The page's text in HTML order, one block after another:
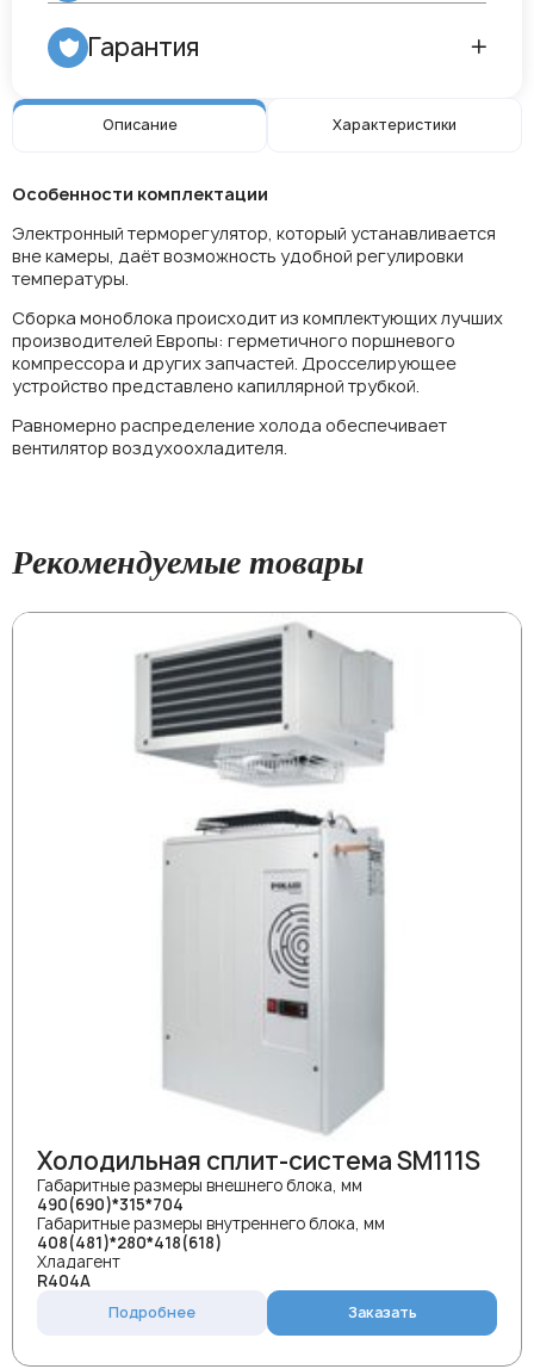
Описание Характеристики
Особенности комплектации
Электронный терморегулятор, который устанавливается
вне камеры, даёт возможность удобной регулировки
температуры.
Сборка моноблока происходит из комплектующих лучших
производителей Европы: герметичного поршневого
компрессора и других запчастей. Дросселирующее
устройство представлено капиллярной трубкой.
Равномерно распределение холода обеспечивает
вентилятор воздухоохладителя.
Гарантия
Рекомендуемые товары
Холодильная сплит-система SM111S
Габаритные размеры внешнего блока, мм
490(690)*315*704
Габаритные размеры внутреннего блока, мм
408(481)*280*418(618)
Хладагент
R404A
Подробнее Заказать